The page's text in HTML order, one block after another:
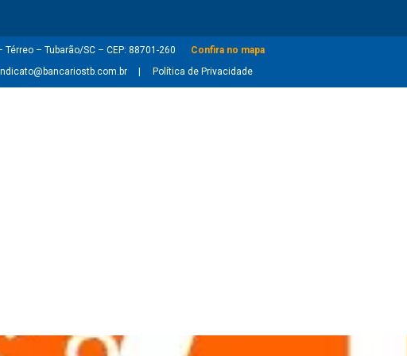
– Tubarão/SC – CEP: 88701-260
Confira no mapa
Política de Privacidade